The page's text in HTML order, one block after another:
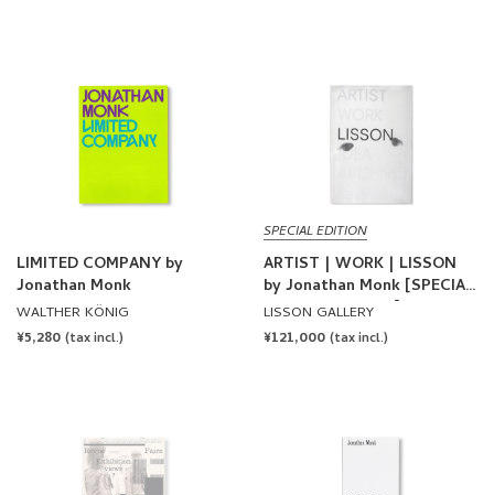
LIMITED COMPANY by
Jonathan Monk
WALTHER KÖNIG
REGULAR
¥5,280 (tax incl.)
SPECIAL EDITION
ARTIST | WORK | LISSON
by Jonathan Monk [SPECIAL
DIGITAL EDITION]
LISSON GALLERY
REGULAR
¥121,000 (tax incl.)